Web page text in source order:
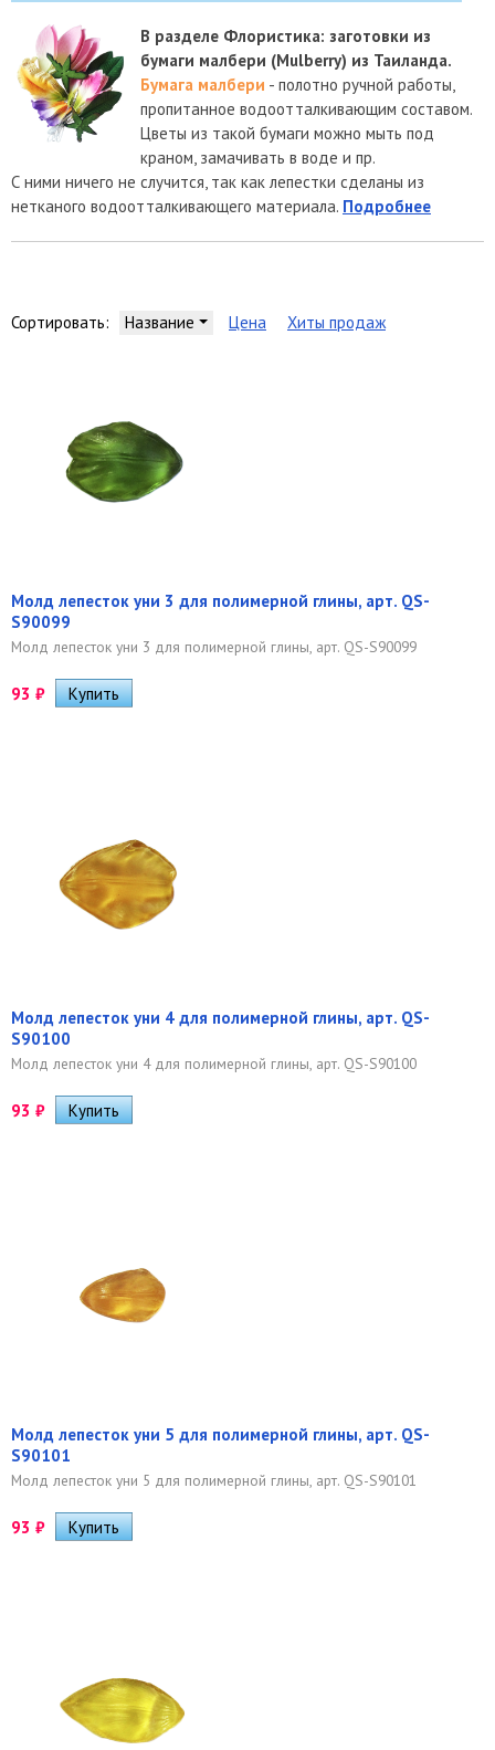
В разделе Флористика: заготовки из
бумаги малбери (Mulberry) из Таиланда.
Бумага малбери - полотно ручной работы,
пропитанное водоотталкивающим составом.
Цветы из такой бумаги можно мыть под
краном, замачивать в воде и пр.
С ними ничего не случится, так как лепестки сделаны из
нетканого водоотталкивающего материала. Подробнее
Сортировать: Название Цена Хиты продаж
Молд лепесток уни 3 для полимерной глины, арт. QS-
S90099
Молд лепесток уни 3 для полимерной глины, арт. QS-S90099
93 ₽
Молд лепесток уни 4 для полимерной глины, арт. QS-
S90100
Молд лепесток уни 4 для полимерной глины, арт. QS-S90100
93 ₽
Молд лепесток уни 5 для полимерной глины, арт. QS-
S90101
Молд лепесток уни 5 для полимерной глины, арт. QS-S90101
93 ₽